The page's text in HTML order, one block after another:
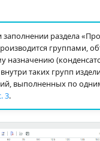
раздела
группами,
назначению
таких групп
выполненных по
3.